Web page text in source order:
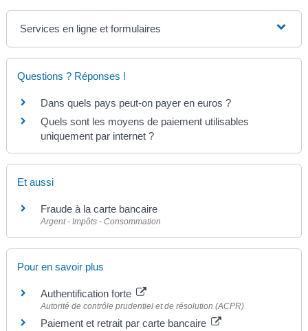
Services en ligne et formulaires
Questions ? Réponses !
Dans quels pays peut-on payer en euros ?
Quels sont les moyens de paiement utilisables
uniquement par internet ?
Et aussi
Fraude à la carte bancaire
Argent - Impôts - Consommation
Pour en savoir plus
Authentification forte
Autorité de contrôle prudentiel et de résolution (ACPR)
Paiement et retrait par carte bancaire